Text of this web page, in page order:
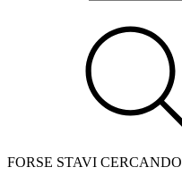
FORSE STAVI CERCANDO